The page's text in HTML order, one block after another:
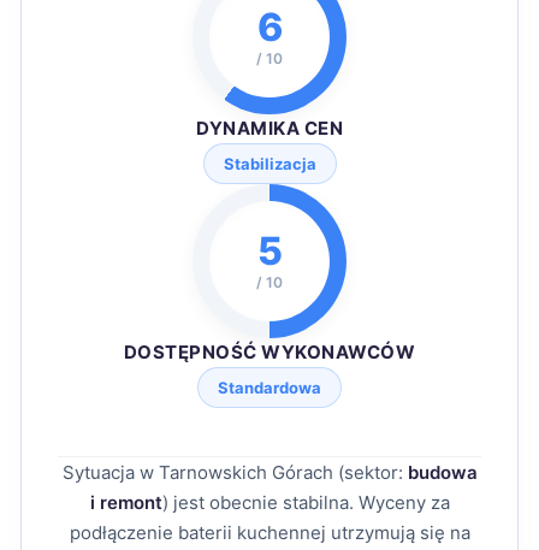
6
/ 10
DYNAMIKA CEN
Stabilizacja
5
/ 10
DOSTĘPNOŚĆ WYKONAWCÓW
Standardowa
Sytuacja w Tarnowskich Górach (sektor: budowa
i remont) jest obecnie stabilna. Wyceny za
podłączenie baterii kuchennej utrzymują się na